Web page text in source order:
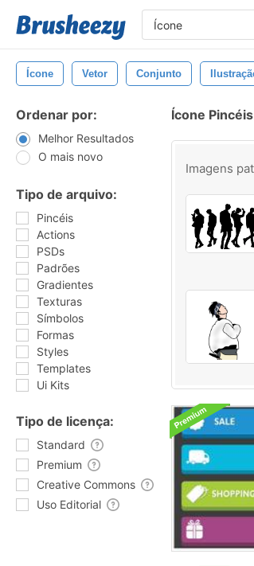
Ícone Vetor Conjunto
Ordenar por:
Melhor Resultados
O mais novo
Tipo de arquivo:
Pincéis
Actions
PSDs
Padrões
Gradientes
Texturas
Símbolos
Formas
Styles
Templates
Ui Kits
Tipo de licença:
Standard
Premium
Creative Commons
Uso Editorial
Ícone Pincéis
Imagens